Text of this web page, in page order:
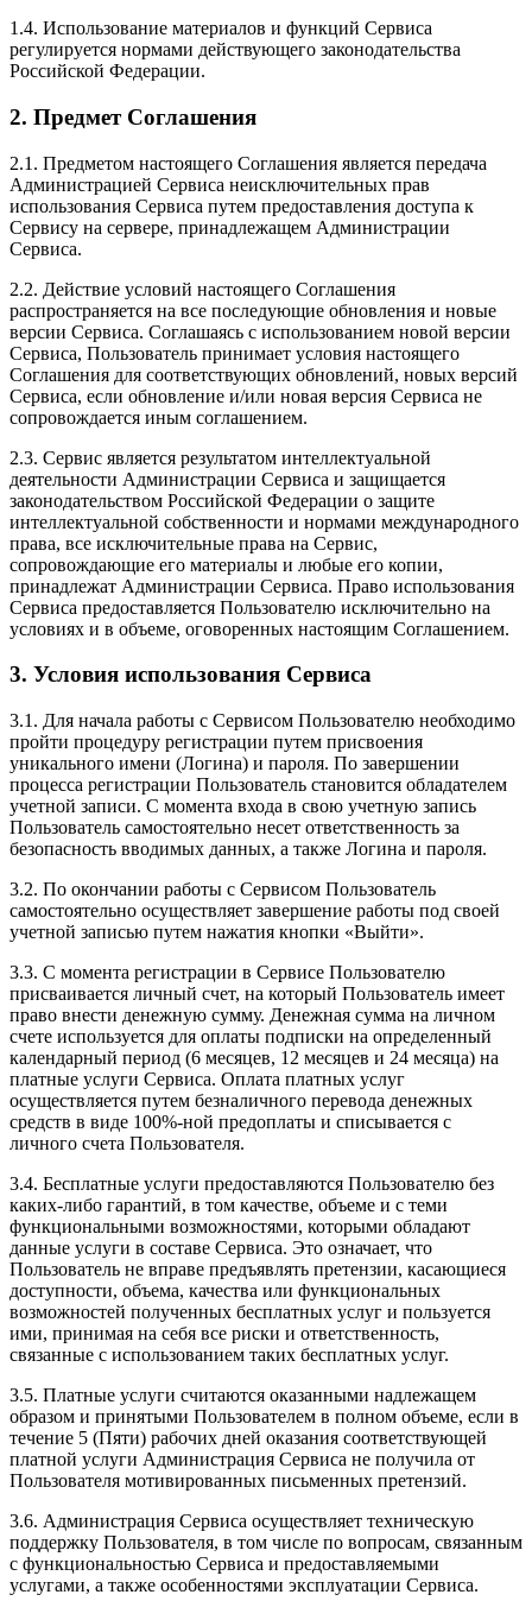
1.4. Использование материалов и функций Сервиса
регулируется нормами действующего законодательства
Российской Федерации.
2. Предмет Соглашения
2.1. Предметом настоящего Соглашения является передача
Администрацией Сервиса неисключительных прав
использования Сервиса путем предоставления доступа к
Сервису на сервере, принадлежащем Администрации
Сервиса.
2.2. Действие условий настоящего Соглашения
распространяется на все последующие обновления и новые
версии Сервиса. Соглашаясь с использованием новой версии
Сервиса, Пользователь принимает условия настоящего
Соглашения для соответствующих обновлений, новых версий
Сервиса, если обновление и/или новая версия Сервиса не
сопровождается иным соглашением.
2.3. Сервис является результатом интеллектуальной
деятельности Администрации Сервиса и защищается
законодательством Российской Федерации о защите
интеллектуальной собственности и нормами международного
права, все исключительные права на Сервис,
сопровождающие его материалы и любые его копии,
принадлежат Администрации Сервиса. Право использования
Сервиса предоставляется Пользователю исключительно на
условиях и в объеме, оговоренных настоящим Соглашением.
3. Условия использования Сервиса
3.1. Для начала работы с Сервисом Пользователю необходимо
пройти процедуру регистрации путем присвоения
уникального имени (Логина) и пароля. По завершении
процесса регистрации Пользователь становится обладателем
учетной записи. С момента входа в свою учетную запись
Пользователь самостоятельно несет ответственность за
безопасность вводимых данных, а также Логина и пароля.
3.2. По окончании работы с Сервисом Пользователь
самостоятельно осуществляет завершение работы под своей
учетной записью путем нажатия кнопки «Выйти».
3.3. С момента регистрации в Сервисе Пользователю
присваивается личный счет, на который Пользователь имеет
право внести денежную сумму. Денежная сумма на личном
счете используется для оплаты подписки на определенный
календарный период (6 месяцев, 12 месяцев и 24 месяца) на
платные услуги Сервиса. Оплата платных услуг
осуществляется путем безналичного перевода денежных
средств в виде 100%-ной предоплаты и списывается с
личного счета Пользователя.
3.4. Бесплатные услуги предоставляются Пользователю без
каких-либо гарантий, в том качестве, объеме и с теми
функциональными возможностями, которыми обладают
данные услуги в составе Сервиса. Это означает, что
Пользователь не вправе предъявлять претензии, касающиеся
доступности, объема, качества или функциональных
возможностей полученных бесплатных услуг и пользуется
ими, принимая на себя все риски и ответственность,
связанные с использованием таких бесплатных услуг.
3.5. Платные услуги считаются оказанными надлежащем
образом и принятыми Пользователем в полном объеме, если в
течение 5 (Пяти) рабочих дней оказания соответствующей
платной услуги Администрация Сервиса не получила от
Пользователя мотивированных письменных претензий.
3.6. Администрация Сервиса осуществляет техническую
поддержку Пользователя, в том числе по вопросам, связанным
с функциональностью Сервиса и предоставляемыми
услугами, а также особенностями эксплуатации Сервиса.